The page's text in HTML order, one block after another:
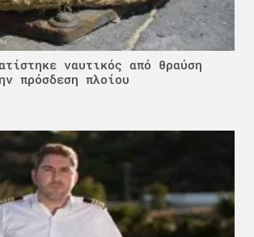
ναυτικός από θραύση
πρόσδεση πλοίου